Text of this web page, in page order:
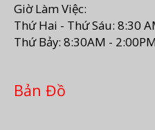
Giờ Làm Việc:
Thứ Hai - Thứ Sáu: 8:30
Thứ Bảy: 8:30AM - 2:00PM
Bản Đồ